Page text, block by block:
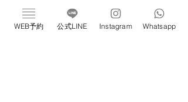
WEB予約 公式LINE Instagram Whatsapp